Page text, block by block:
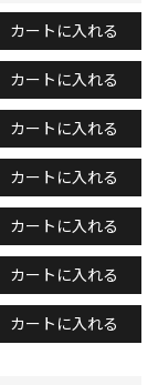
カートに入れる
カートに入れる
カートに入れる
カートに入れる
カートに入れる
カートに入れる
カートに入れる